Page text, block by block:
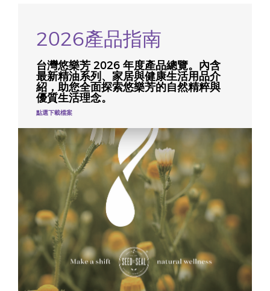
2026產品指南
台灣悠樂芳 2026 年度產品總覽。內含
最新精油系列、家居與健康生活用品介
紹，助您全面探索悠樂芳的自然精粹與
優質生活理念。
點選下載檔案